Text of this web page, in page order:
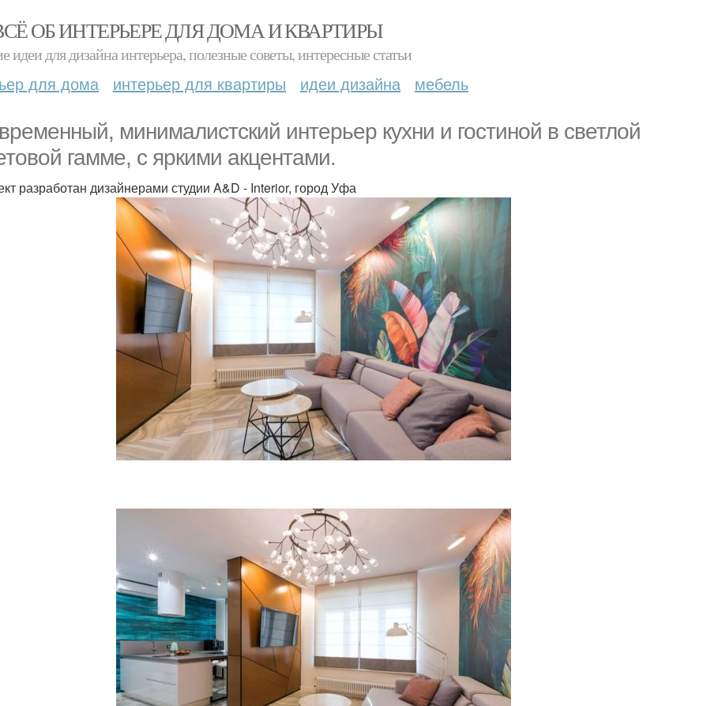
ОБ ИНТЕРЬЕРЕ ДЛЯ ДОМА И КВАРТИРЫ
идеи для дизайна интерьера, полезные советы, интересные статьи
для дома интерьер для квартиры идеи дизайна мебель
минималистский интерьер кухни и гостиной в светлой
гамме, с яркими акцентами.
разработан дизайнерами студии A&D - Interior, город Уфа